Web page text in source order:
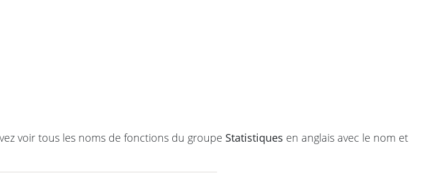
voir tous les noms de fonctions du groupe Statistiques en anglais avec le nom et